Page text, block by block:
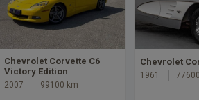
Chevrolet Corvette C6
Victory Edition
2007 99100 km
Chevrolet
1961